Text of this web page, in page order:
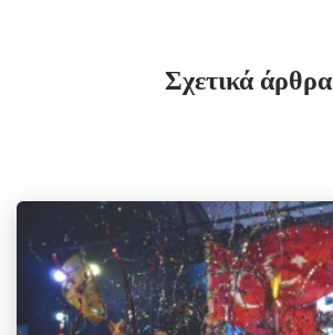
Σχετικά άρθρα